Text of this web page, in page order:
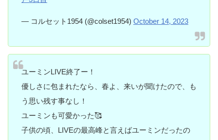
— コルセット1954 (@colset1954) October 14, 2023
ユーミンLIVE終了ー！
優しさに包まれたなら、春よ、来いが聞けたので、も
う思い残す事なし！
ユーミンも可愛かった🥰
子供の頃、LIVEの最高峰と言えばユーミンだったの